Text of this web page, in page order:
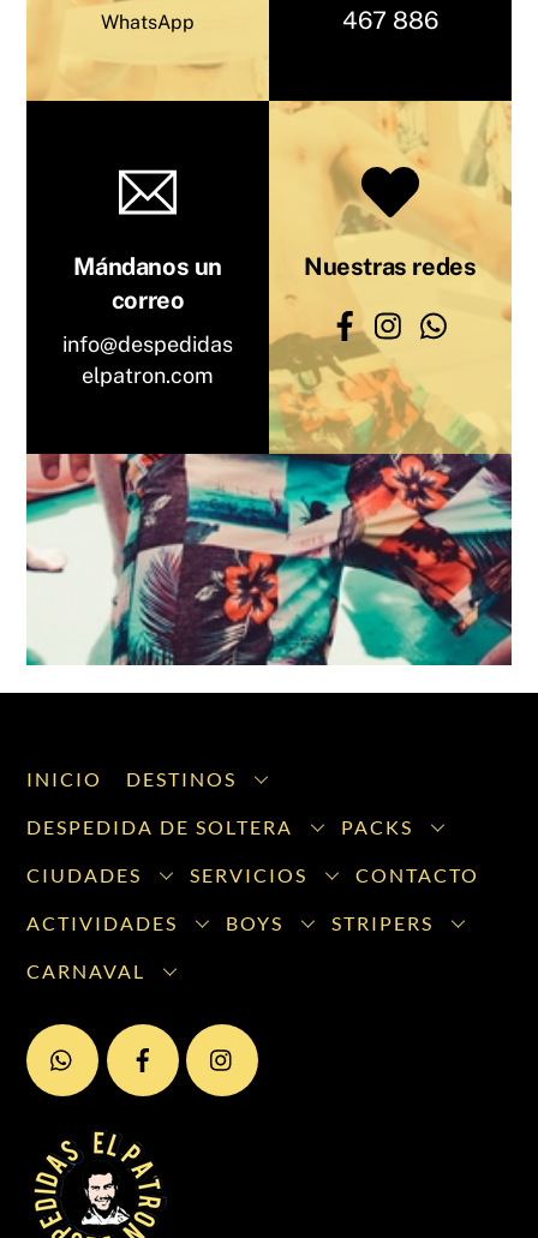
WhatsApp
467 886
Mándanos un
correo
info@despedidas
elpatron.com
Nuestras redes
INICIO DESTINOS
DESPEDIDA DE SOLTERA PACKS
CIUDADES SERVICIOS CONTACTO
ACTIVIDADES BOYS STRIPERS
CARNAVAL